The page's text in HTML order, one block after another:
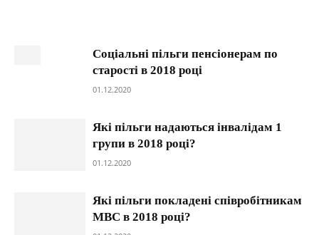
Соціальні пільги пенсіонерам по
старості в 2018 році
01.12.2020
Які пільги надаються інвалідам 1
групи в 2018 році?
01.12.2020
Які пільги покладені співробітникам
МВС в 2018 році?